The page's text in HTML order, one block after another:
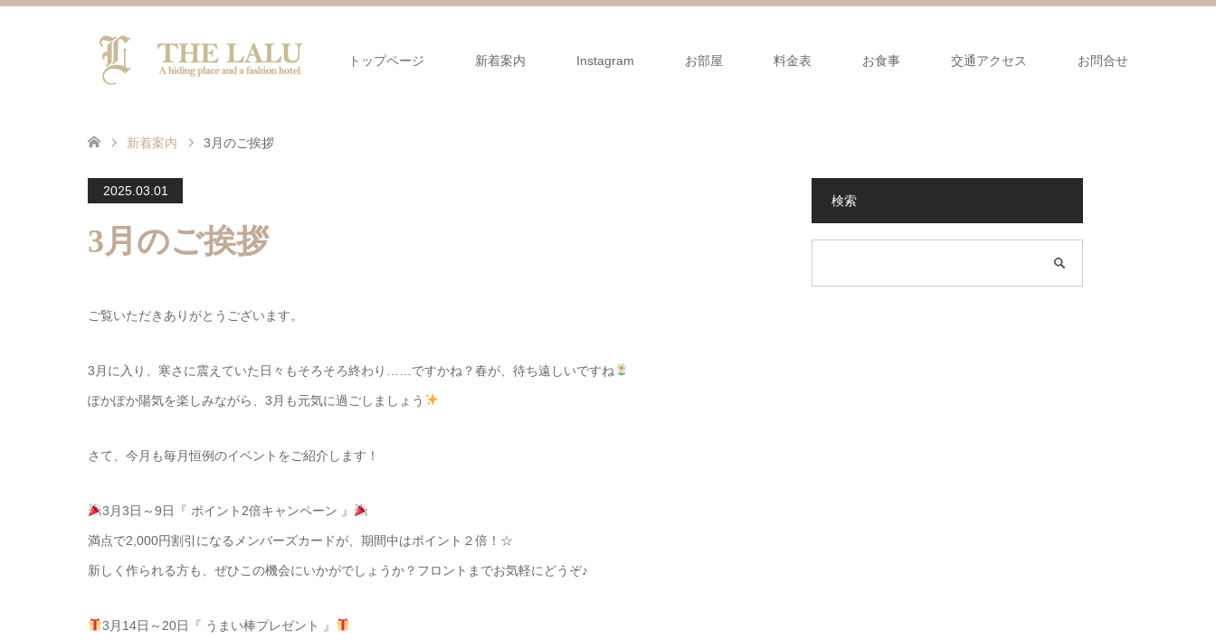
トップページ 新着案内 Instagram お部屋 料金表 お食事 交通アクセス お問合せ
新着案内 3月のご挨拶
2025.03.01
3月のご挨拶
ご覧いただきありがとうございます。
3月に入り、寒さに震えていた日々もそろそろ終わり……ですかね？春が、待ち遠しいですね
ぽかぽか陽気を楽しみながら、3月も元気に過ごしましょう
さて、今月も毎月恒例のイベントをご紹介します！
3月3日～9日『 ポイント2倍キャンペーン 』
満点で2,000円割引になるメンバーズカードが、期間中はポイント２倍！☆
新しく作られる方も、ぜひこの機会にいかがでしょうか？フロントまでお気軽にどうぞ♪
3月14日～20日『 うまい棒プレゼント 』
検索